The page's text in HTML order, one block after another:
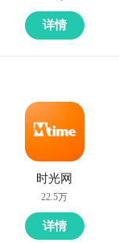
详情
时光网
22.5万
详情